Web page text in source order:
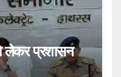
लेकर प्रशासन